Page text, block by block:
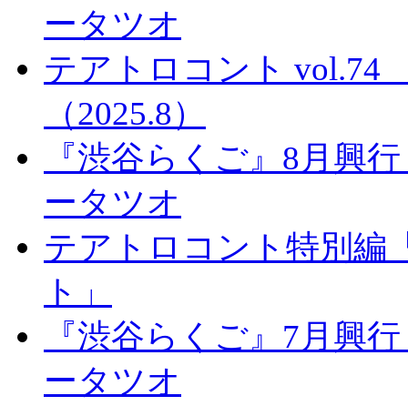
ータツオ
テアトロコント
（2025.8）
『渋谷らくご』8月興
ータツオ
テアトロコント特別編
ト」
『渋谷らくご』7月興
ータツオ